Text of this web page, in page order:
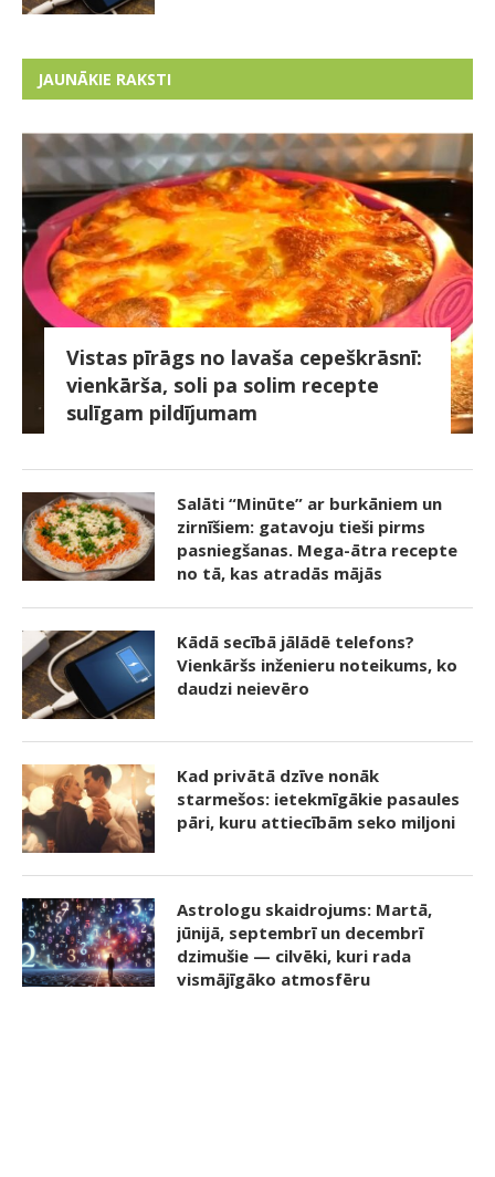
JAUNĀKIE RAKSTI
Vistas pīrāgs no lavaša cepeškrāsnī:
vienkārša, soli pa solim recepte
sulīgam pildījumam
Salāti “Minūte” ar burkāniem un
zirnīšiem: gatavoju tieši pirms
pasniegšanas. Mega-ātra recepte
no tā, kas atradās mājās
Kādā secībā jālādē telefons?
Vienkāršs inženieru noteikums, ko
daudzi neievēro
Kad privātā dzīve nonāk
starmešos: ietekmīgākie pasaules
pāri, kuru attiecībām seko miljoni
Astrologu skaidrojums: Martā,
jūnijā, septembrī un decembrī
dzimušie — cilvēki, kuri rada
vismājīgāko atmosfēru